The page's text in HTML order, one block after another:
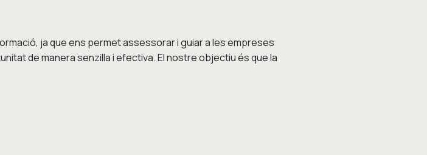
ja que ens permet assessorar i guiar a les empreses
de manera senzilla i efectiva. El nostre objectiu és que la